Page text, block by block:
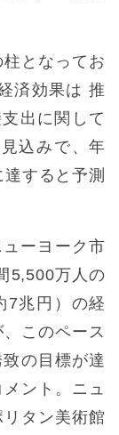
となってお
済効果は 推
出に関して
込みで、年
すると予測
ーヨーク市
5,500万人の
7兆円）の経
このペース
の目標が達
ント。ニュ
タン美術館